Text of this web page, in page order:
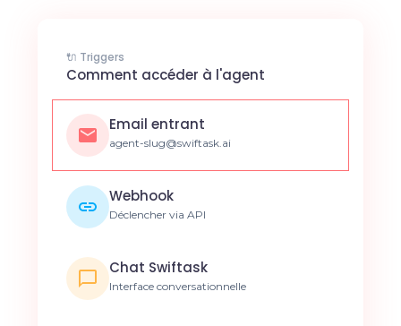
🔌 Triggers
Comment accéder à l'agent
Email entrant
agent-slug@swiftask.ai
Webhook
Déclencher via API
Chat Swiftask
Interface conversationnelle